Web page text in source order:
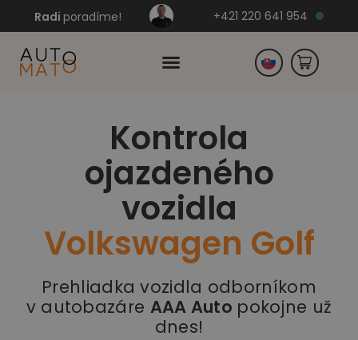
Radi poradíme! +421 220 641 954
Kontrola
ojazdeného
vozidla
Volkswagen Golf
Prehliadka vozidla odborníkom
v autobazáre AAA Auto pokojne už
dnes!